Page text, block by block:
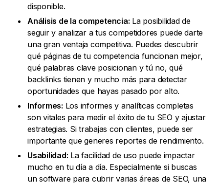
disponible.
Análisis de la competencia: La posibilidad de
seguir y analizar a tus competidores puede darte
una gran ventaja competitiva. Puedes descubrir
qué páginas de tu competencia funcionan mejor,
qué palabras clave posicionan y tú no, qué
backlinks tienen y mucho más para detectar
oportunidades que hayas pasado por alto.
Informes: Los informes y analíticas completas
son vitales para medir el éxito de tu SEO y ajustar
estrategias. Si trabajas con clientes, puede ser
importante que generes reportes de rendimiento.
Usabilidad: La facilidad de uso puede impactar
mucho en tu día a día. Especialmente si buscas
un software para cubrir varias áreas de SEO, una